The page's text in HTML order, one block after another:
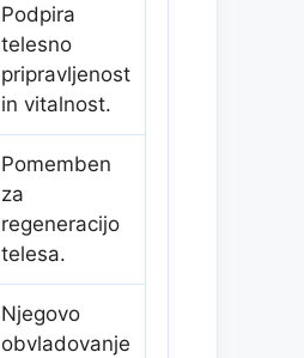
Podpira
telesno
pripravljenost
in vitalnost.
Pomemben
za
regeneracijo
telesa.
Njegovo
obvladovanje